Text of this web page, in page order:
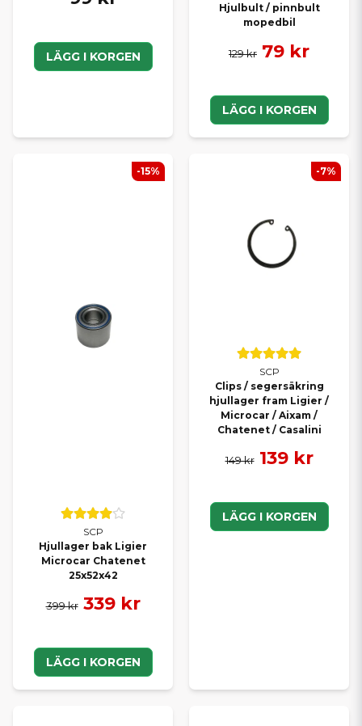
LÄGG I KORGEN
Hjulbult / pinnbult
mopedbil
129 kr 79 kr
LÄGG I KORGEN
SCP
Hjullager bak Ligier
Microcar Chatenet
25x52x42
399 kr 339 kr
LÄGG I KORGEN
-15%
SCP
Clips / segersäkring
hjullager fram Ligier /
Microcar / Aixam /
Chatenet / Casalini
149 kr 139 kr
LÄGG I KORGEN
-7%